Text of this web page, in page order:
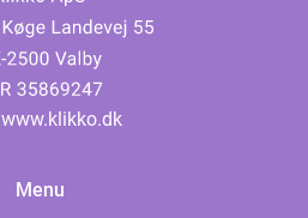
www.klikko.dk
Menu